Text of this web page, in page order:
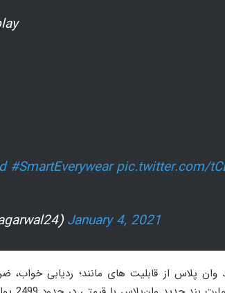
#SmartEverywear pic.twitter.com/
January 4, 2021
وان‌ پلاس از قابلیت های مانند؛ ردیابی